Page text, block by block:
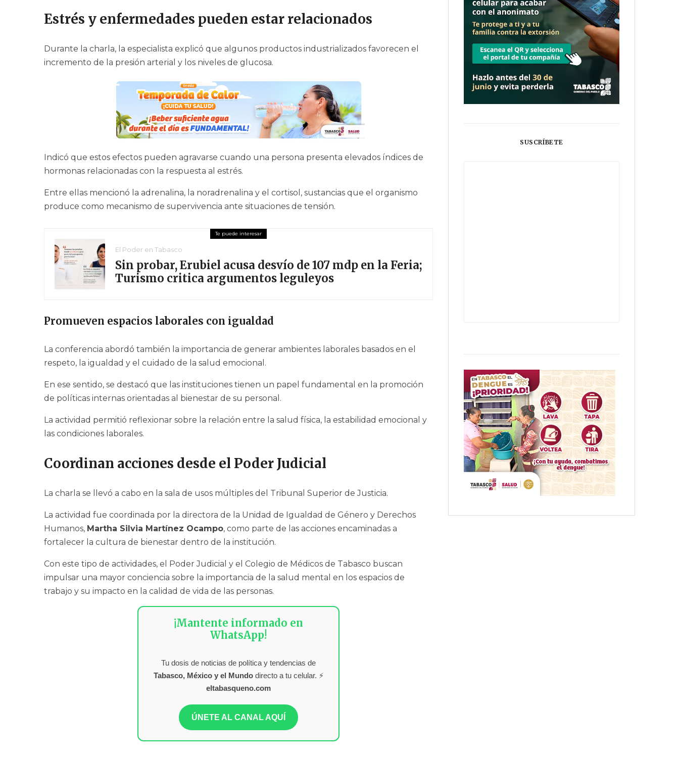
Estrés y enfermedades pueden estar relacionados
Durante la charla, la especialista explicó que algunos productos industrializados favorecen el
incremento de la presión arterial y los niveles de glucosa.
Indicó que estos efectos pueden agravarse cuando una persona presenta elevados índices de
hormonas relacionadas con la respuesta al estrés.
Entre ellas mencionó la adrenalina, la noradrenalina y el cortisol, sustancias que el organismo
produce como mecanismo de supervivencia ante situaciones de tensión.
El Poder en Tabasco
Sin probar, Erubiel acusa desvío de 107 mdp en la Feria;
Turismo critica argumentos leguleyos
Promueven espacios laborales con igualdad
La conferencia abordó también la importancia de generar ambientes laborales basados en el
respeto, la igualdad y el cuidado de la salud emocional.
En ese sentido, se destacó que las instituciones tienen un papel fundamental en la promoción
de políticas internas orientadas al bienestar de su personal.
La actividad permitió reflexionar sobre la relación entre la salud física, la estabilidad emocional y
las condiciones laborales.
Coordinan acciones desde el Poder Judicial
La charla se llevó a cabo en la sala de usos múltiples del Tribunal Superior de Justicia.
La actividad fue coordinada por la directora de la Unidad de Igualdad de Género y Derechos
Humanos, Martha Silvia Martínez Ocampo, como parte de las acciones encaminadas a
fortalecer la cultura de bienestar dentro de la institución.
Con este tipo de actividades, el Poder Judicial y el Colegio de Médicos de Tabasco buscan
impulsar una mayor conciencia sobre la importancia de la salud mental en los espacios de
trabajo y su impacto en la calidad de vida de las personas.
¡Mantente informado en
WhatsApp!
Tu dosis de noticias de política y tendencias de
Tabasco, México y el Mundodirecto a tu celular. ⚡
eltabasqueno.com
ÚNETE AL CANAL AQUÍ
SUSCRÍBETE